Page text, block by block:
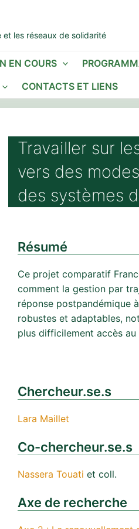
les réseaux de solidarité
EN COURS
CONTACTS ET LIENS
Travailler sur
vers des
des systèmes
Résumé
Ce projet comparatif
comment la gestion par
réponse postpandémique
robustes et adaptables,
plus difficilement accès au
Chercheur.se.s
Lara Maillet
Co-chercheur.se.s
Nassera Touati et coll.
Axe de recherche